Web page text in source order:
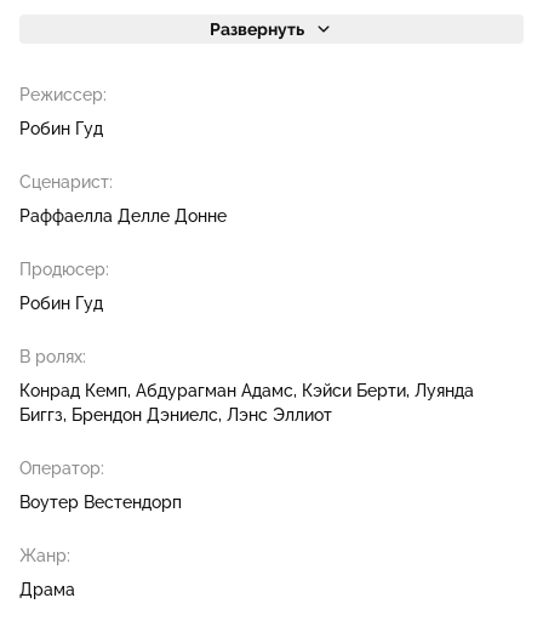
Развернуть
Режиссер:
Робин Гуд
Сценарист:
Раффаелла Делле Донне
Продюсер:
Робин Гуд
В ролях:
Конрад Кемп Абдурагман Адамс Кэйси Берти Луянда
Биггз
Брендон Дэниелс Лэнс Эллиот
Оператор:
Воутер Вестендорп
Жанр:
Драма